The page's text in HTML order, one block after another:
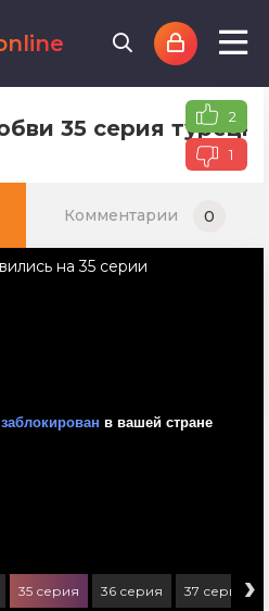
35 серия 2
1
Комментарии 0
на 35 серии
35 серия 36 серия 37 серия›